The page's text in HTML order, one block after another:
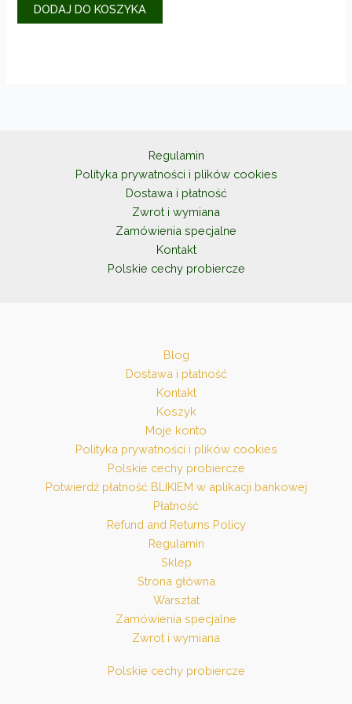
DODAJ DO KOSZYKA
Regulamin
Polityka prywatności i plików cookies
Dostawa i płatność
Zwrot i wymiana
Zamówienia specjalne
Kontakt
Polskie cechy probiercze
Blog
Dostawa i płatność
Kontakt
Koszyk
Moje konto
Polityka prywatności i plików cookies
Polskie cechy probiercze
Potwierdź płatność BLIKIEM w aplikacji bankowej
Płatność
Refund and Returns Policy
Regulamin
Sklep
Strona główna
Warsztat
Zamówienia specjalne
Zwrot i wymiana
Polskie cechy probiercze